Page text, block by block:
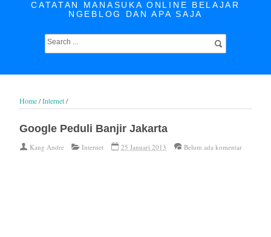
CATATAN MANASUKA ONLINE BELAJAR
NGEBLOG DAN APA SAJA
Home/Internet /
Google Peduli Banjir Jakarta
Kang Andre Internet 25 Januari 2013 Belum ada komentar